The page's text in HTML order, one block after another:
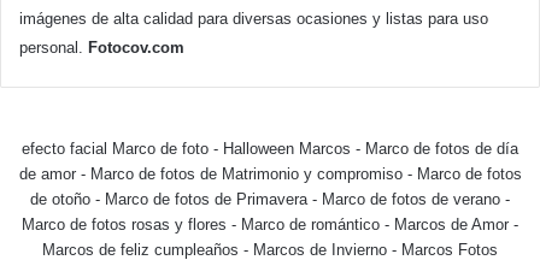
imágenes de alta calidad para diversas ocasiones y listas para uso
personal. Fotocov.com
efecto facial Marco de foto - Halloween Marcos - Marco de fotos de día
de amor- Marco de fotos de Matrimonio y compromiso- Marco de fotos
de otoño - Marco de fotos de Primavera - Marco de fotos de verano -
Marco de fotos rosas y flores - Marco de romántico - Marcos de Amor -
Marcos de feliz cumpleaños - Marcos de Invierno - Marcos Fotos